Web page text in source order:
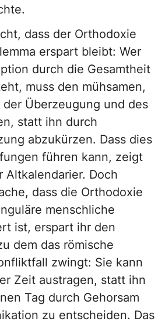
dass der Orthodoxie
erspart bleibt: Wer
durch die Gesamtheit
muss den mühsamen,
der Überzeugung und des
statt ihn durch
abzukürzen. Dass dies
führen kann, zeigt
Altkalendarier. Doch
dass die Orthodoxie
menschliche
ist, erspart ihr den
dem das römische
zwingt: Sie kann
Zeit austragen, statt ihn
Tag durch Gehorsam
zu entscheiden. Das